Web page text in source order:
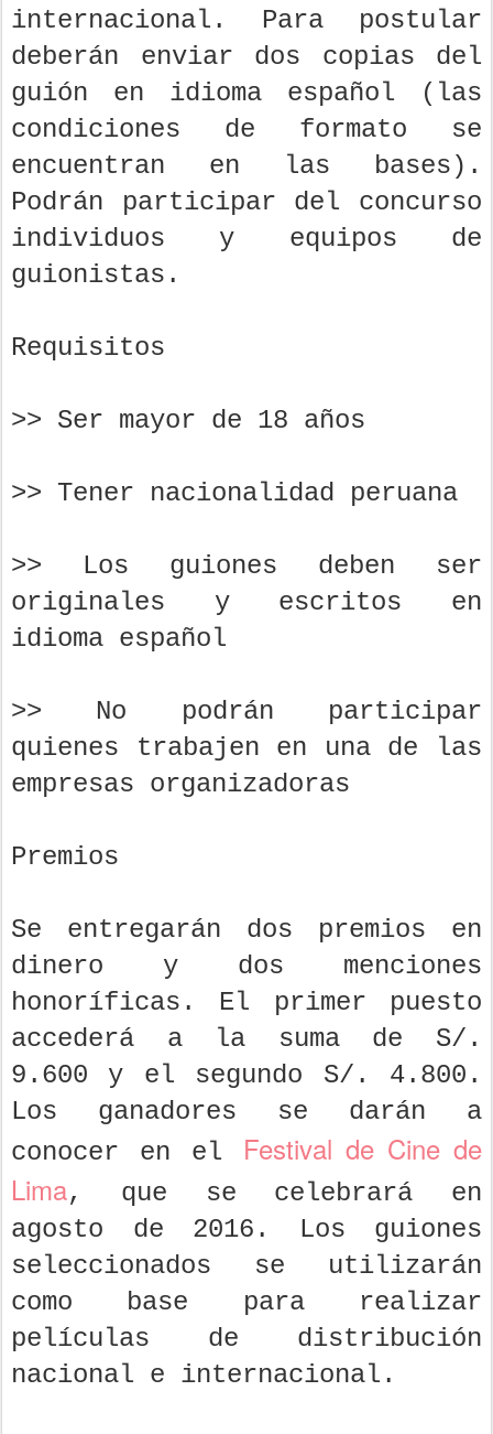
internacional. Para postular
deberán enviar dos copias del
guión en idioma español (las
condiciones de formato se
encuentran en las bases).
Podrán participar del concurso
individuos y equipos de
guionistas.
Requisitos
>> Ser mayor de 18 años
>> Tener nacionalidad peruana
>> Los guiones deben ser
originales y escritos en
idioma español
>> No podrán participar
quienes trabajen en una de las
empresas organizadoras
Premios
Se entregarán dos premios en
dinero y dos menciones
honoríficas. El primer puesto
accederá a la suma de S/.
9.600 y el segundo S/. 4.800.
Los ganadores se darán a
conocer en el Festival de Cine de
Lima, que se celebrará en
agosto de 2016. Los guiones
seleccionados se utilizarán
como base para realizar
películas de distribución
nacional e internacional.